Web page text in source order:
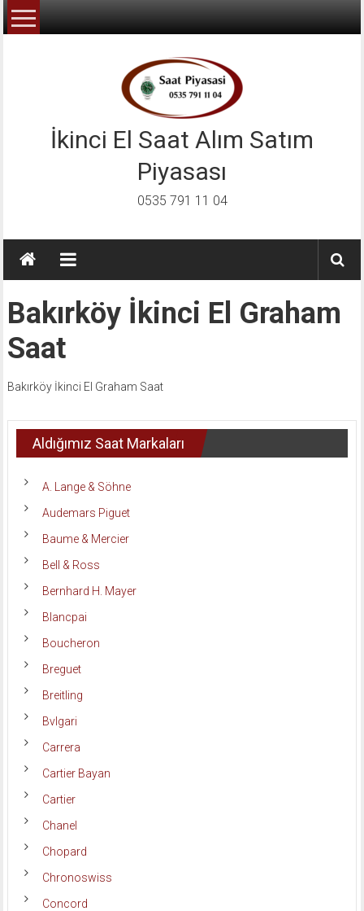
İçeriğe
geç
İkinci El Saat Alım Satım
Piyasası
0535 791 11 04
Bakırköy İkinci El Graham
Saat
Bakırköy İkinci El Graham Saat
Aldığımız Saat Markaları
A. Lange & Söhne
Audemars Piguet
Baume & Mercier
Bell & Ross
Bernhard H. Mayer
Blancpai
Boucheron
Breguet
Breitling
Bvlgari
Carrera
Cartier Bayan
Cartier
Chanel
Chopard
Chronoswiss
Concord